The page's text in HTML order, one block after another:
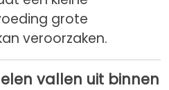
grote
veroorzaken.
vallen uit binnen